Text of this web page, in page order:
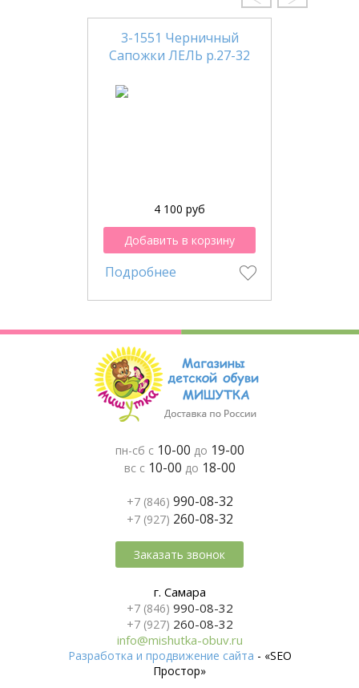
3-1551 Черничный
Сапожки ЛЕЛЬ р.27-32
4 100 руб
Добавить в корзину
Подробнее
пн-сб с 10-00 до 19-00
вс с 10-00 до 18-00
+7 (846) 990-08-32
+7 (927) 260-08-32
Заказать звонок
г. Самара
+7 (846) 990-08-32
+7 (927) 260-08-32
info@mishutka-obuv.ru
Разработка и продвижение сайта - «SEO
Простор»